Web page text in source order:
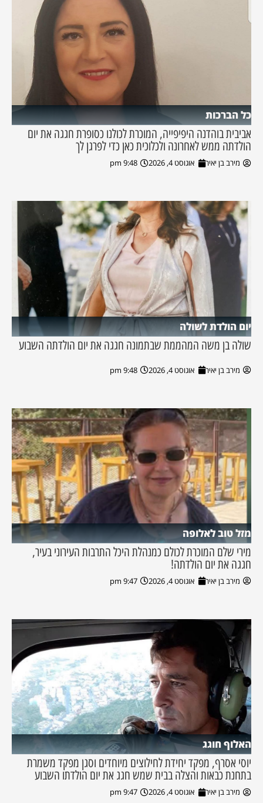
כל הברכות
אביבית בוהדנה היפיפייה, המוכרת לכולנו כסופרת חגגה את יום
הולדתה ממש לאחרונה ולכלוכית כאן כדי לפרגן לך
מירב בן יאיר אוגוסט 4, 2026 9:48 pm
יום הולדת לשולה
שולה בן משה המהממת שבתמונה חגגה את יום הולדתה השבוע
מירב בן יאיר אוגוסט 4, 2026 9:48 pm
מזל טוב לאלופה
מירי שלם המוכרת לכולם כמנהלת היכל התרבות העירוני בעיר,
חגגה את יום הולדתה!
מירב בן יאיר אוגוסט 4, 2026 9:47 pm
האלוף חוגג
יוסי אסרף, מפקד יחידת לחילוצים מיוחדים וסגן מפקד משמרת
בתחנת כבאות והצלה בבית שמש חגג את יום הולדתו השבוע
מירב בן יאיר אוגוסט 4, 2026 9:47 pm